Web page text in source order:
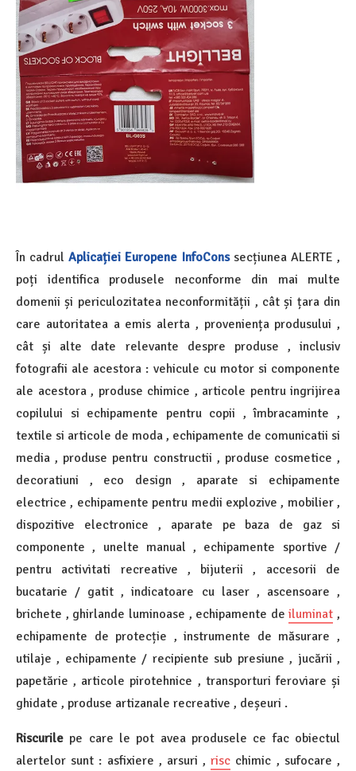
În cadrul Aplicației Europene InfoCons secțiunea ALERTE ,
poți identifica produsele neconforme din mai multe
domenii și periculozitatea neconformității , cât și țara din
care autoritatea a emis alerta , proveniența produsului ,
cât și alte date relevante despre produse , inclusiv
fotografii ale acestora : vehicule cu motor si componente
ale acestora , produse chimice , articole pentru ingrijirea
copilului si echipamente pentru copii , îmbracaminte ,
textile si articole de moda , echipamente de comunicatii si
media , produse pentru constructii , produse cosmetice ,
decoratiuni , eco design , aparate si echipamente
electrice , echipamente pentru medii explozive , mobilier ,
dispozitive electronice , aparate pe baza de gaz si
componente , unelte manual , echipamente sportive /
pentru activitati recreative , bijuterii , accesorii de
bucatarie / gatit , indicatoare cu laser , ascensoare ,
brichete , ghirlande luminoase , echipamente de iluminat ,
echipamente de protecție , instrumente de măsurare ,
utilaje , echipamente / recipiente sub presiune , jucării ,
papetărie , articole pirotehnice , transporturi feroviare și
ghidate , produse artizanale recreative , deșeuri .
Riscurile pe care le pot avea produsele ce fac obiectul
alertelor sunt : asfixiere , arsuri , risc chimic , sufocare ,